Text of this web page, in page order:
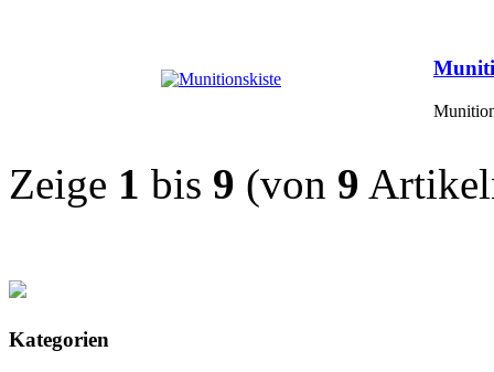
Zeige 1 bis 9 (von 9
Kategorien